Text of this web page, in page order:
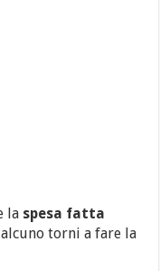
la spesa fatta
torni a fare la